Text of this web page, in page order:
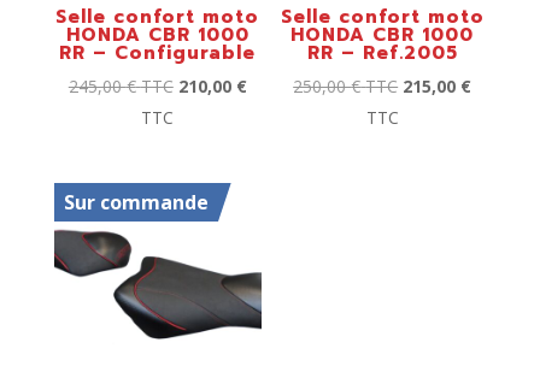
Selle confort moto
HONDA CBR 1000
RR – Configurable
245,00€ TTC 210,00 €
TTC
Selle confort moto
HONDA CBR 1000
RR – Ref.2005
250,00€ TTC 215,00 €
TTC
Sur commande